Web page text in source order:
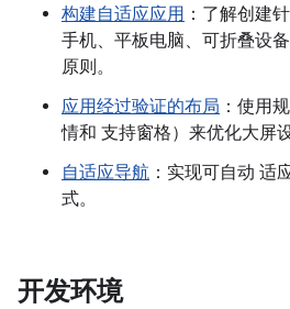
构建自适应应用 ：了解创建
手机、平板电脑、可折叠设
原则。
应用经过验证的布局 ：使用
情和 支持窗格）来优化大屏
自适应导航 ：实现可自动 适
式。
开发环境